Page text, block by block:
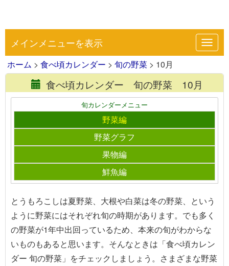
メインメニューを表示
ホーム > 食べ頃カレンダー > 旬の野菜 > 10月
食べ頃カレンダー 旬の野菜 10月
旬カレンダーメニュー
野菜編
野菜グラフ
果物編
鮮魚編
とうもろこしは夏野菜、大根や白菜は冬の野菜、という
ように野菜にはそれぞれ旬の時期があります。でも多く
の野菜が1年中出回っているため、本来の旬がわからな
いものもあると思います。そんなときは「食べ頃カレン
ダー 旬の野菜」をチェックしましょう。さまざまな野菜